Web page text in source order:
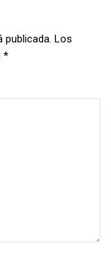
publicada. Los
*